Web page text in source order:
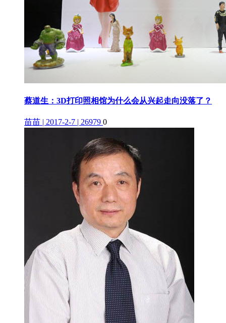
蔡道生：3D打印照相馆为什么会从兴起走向没落了？
苗苗 | 2017-2-7 | 26979 0